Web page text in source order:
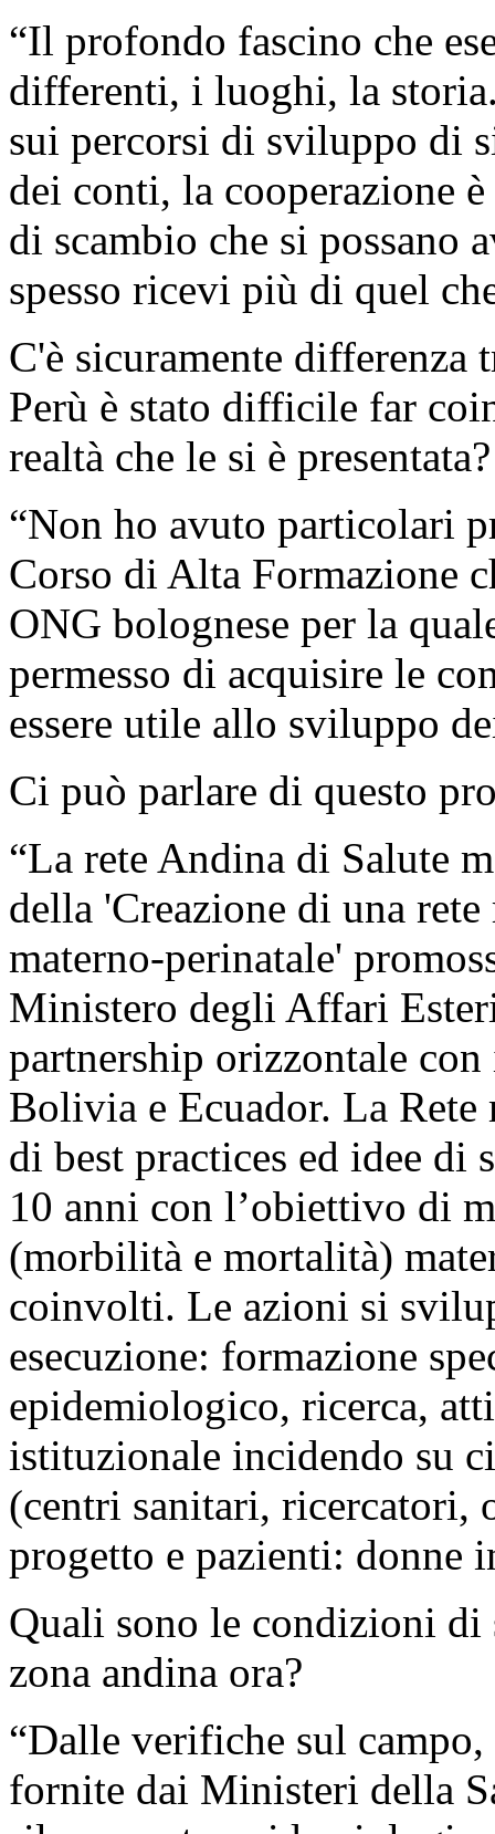
“Il profondo fascino che
differenti, i luoghi, la
sui percorsi di sviluppo di
dei conti, la cooperazione
di scambio che si possano
spesso ricevi più di quel
C'è sicuramente differenza
Perù è stato difficile far
realtà che le si è presentata?
“Non ho avuto particolari
Corso di Alta Formazione
ONG bolognese per la
permesso di acquisire le
essere utile allo sviluppo
Ci può parlare di questo
“La rete Andina di Salute
della 'Creazione di una
materno-perinatale'
Ministero degli Affari
partnership orizzontale
Bolivia e Ecuador. La
di best practices ed idee
10 anni con l’obiettivo di
(morbilità e mortalità)
coinvolti. Le azioni si
esecuzione: formazione
epidemiologico, ricerca,
istituzionale incidendo su
(centri sanitari, ricercatori,
progetto e pazienti: donne
Quali sono le condizioni di
zona andina ora?
“Dalle verifiche sul
fornite dai Ministeri della